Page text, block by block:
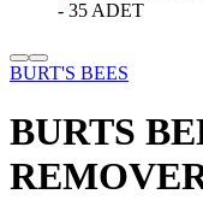
BURT'S BEES
BURTS